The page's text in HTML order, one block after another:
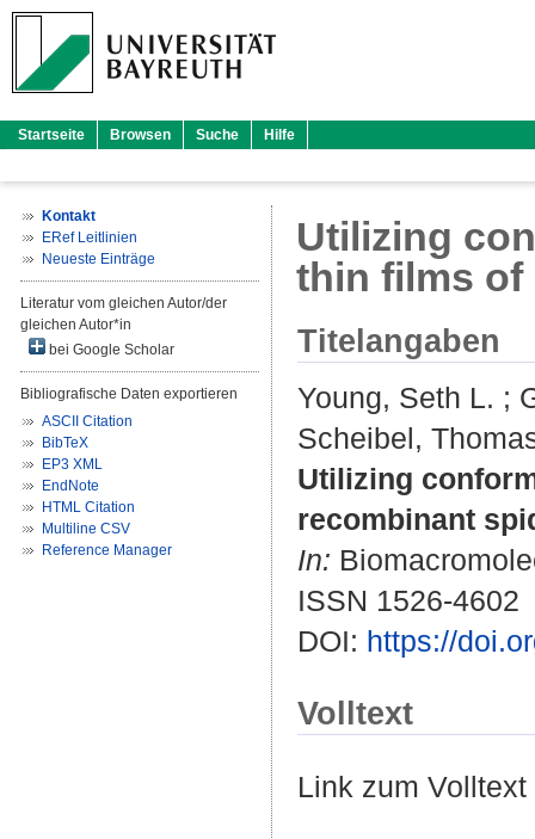
Startseite Browsen Suche Hilfe
Kontakt
ERef Leitlinien
Neueste Einträge
Literatur vom gleichen Autor/der
gleichen Autor*in
bei Google Scholar
Bibliografische Daten exportieren
ASCII Citation
BibTeX
EP3 XML
EndNote
HTML Citation
Multiline CSV
Reference Manager
Utilizing
thin films of
Titelangaben
Young, Seth L. ;
Scheibel,
Utilizing
recombinant
In:
ISSN 1526-4602
DOI: https://
Volltext
Link zum